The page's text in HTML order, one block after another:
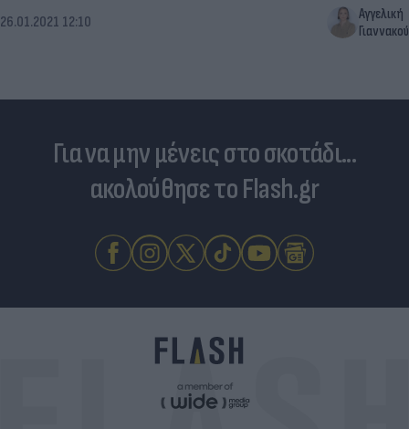
26.01.2021 12:10
Αγγελική
Γιαννακού
Για να μην μένεις στο σκοτάδι...
ακολούθησε το Flash.gr